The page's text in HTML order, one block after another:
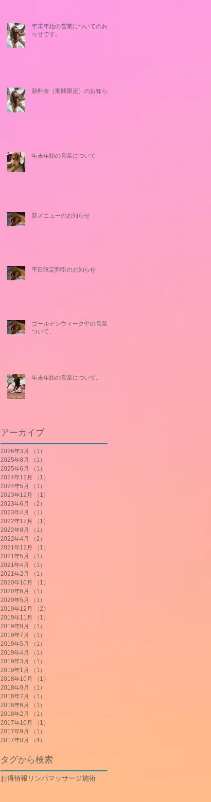
年末年始の営業についてのお知
らせです。
新料金（期間限定）のお知らせ
年末年始の営業について
新メニューのお知らせ
平日限定割引のお知らせ
ゴールデンウィーク中の営業に
ついて。
年末年始の営業について。
アーカイブ
2026年3月 （1）
2025年8月
（1）
2025年6月
（1）
2024年12月
（1）
2024年5月
（1）
2023年12月
（1）
2023年6月
（2）
2023年4月
（1）
2022年12月
（1）
2022年8月
（1）
2022年4月
（2）
2021年12月
（1）
2021年5月
（1）
2021年4月
（1）
2021年2月
（1）
2020年10月
（1）
2020年6月
（1）
2020年5月
（1）
2019年12月
（2）
2019年11月
（1）
2019年8月
（1）
2019年7月
（1）
2019年5月
（1）
2019年4月
（1）
2019年3月
（1）
2019年1月
（1）
2018年10月
（1）
2018年9月
（1）
2018年7月
（1）
2018年6月
（1）
2018年2月
（1）
2017年10月
（1）
2017年9月
（1）
2017年8月
（4）
タグから検索
お得情報 リンパマッサージ施術